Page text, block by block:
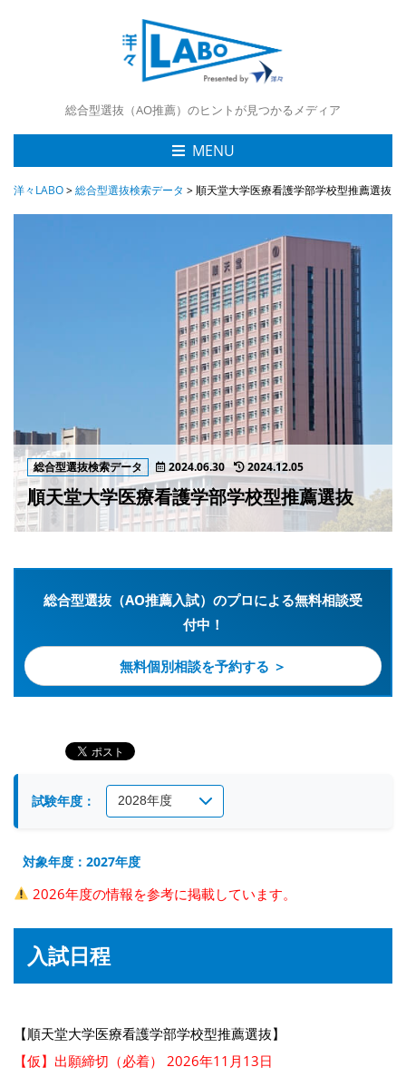
総合型選抜（AO推薦）のヒントが見つかるメディア
MENU
洋々LABO>総合型選抜検索データ > 順天堂大学医療看護学部学校型推薦選抜
総合型選抜検索データ 2024.06.30 2024.12.05
順天堂大学医療看護学部学校型推薦選抜
総合型選抜（AO推薦入試）のプロによる無料相談受
付中！
無料個別相談を予約する ＞
試験年度：
対象年度：2027年度
2026年度の情報を参考に掲載しています。
入試日程
【順天堂大学医療看護学部学校型推薦選抜】
【仮】出願締切（必着） 2026年11月13日